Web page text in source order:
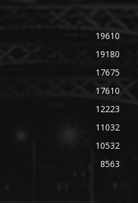
19610
19180
17675
17610
12223
11032
10532
8563